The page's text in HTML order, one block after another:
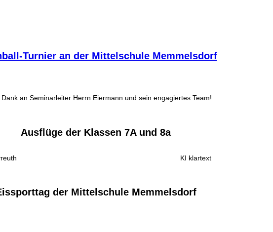
Turnier an der Mittelschule Memmelsdorf
Dank an Seminarleiter Herrn Eiermann und sein engagiertes Team!
Ausflüge der Klassen 7A und 8a
KI klartext
der Mittelschule Memmelsdorf